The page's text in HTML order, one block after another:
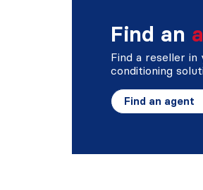
Find an
Find a reseller
conditioning
Find an agent